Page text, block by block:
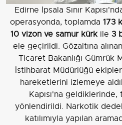
Edirne İpsala Sınır
operasyonda, toplamda 173
10 vizon ve samur kürkile 3
ele geçirildi. Gözaltına
Ticaret Bakanlığı Gümrük
İstihbarat Müdürlüğü
hareketlerini izlemeye
Kapısı'na geldiklerinde,
yönlendirildi. Narkotik
katılımıyla yapılan